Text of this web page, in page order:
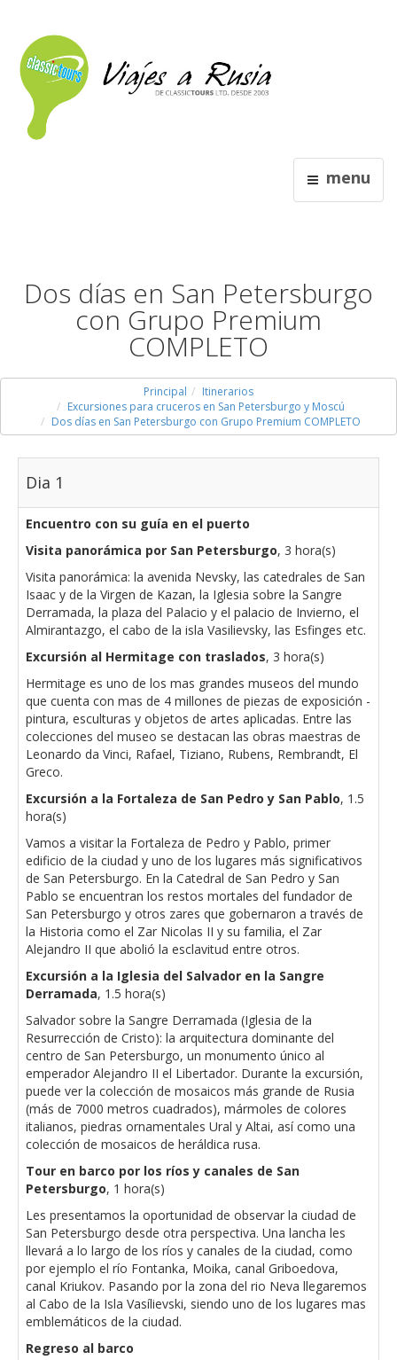
menu
Dos días en San Petersburgo
con Grupo Premium
COMPLETO
Principal
Itinerarios
Excursiones para cruceros en San Petersburgo y Moscú
Dos días en San Petersburgo con Grupo Premium COMPLETO
Dia 1
Encuentro con su guía en el puerto
Visita panorámica por San Petersburgo, 3 hora(s)
Visita panorámica: la avenida Nevsky, las catedrales de San
Isaac y de la Virgen de Kazan, la Iglesia sobre la Sangre
Derramada, la plaza del Palacio y el palacio de Invierno, el
Almirantazgo, el cabo de la isla Vasilievsky, las Esfinges etc.
Excursión al Hermitage con traslados, 3 hora(s)
Hermitage es uno de los mas grandes museos del mundo
que cuenta con mas de 4 millones de piezas de exposición -
pintura, esculturas y objetos de artes aplicadas. Entre las
colecciones del museo se destacan las obras maestras de
Leonardo da Vinci, Rafael, Tiziano, Rubens, Rembrandt, El
Greco.
Excursión a la Fortaleza de San Pedro y San Pablo, 1.5
hora(s)
Vamos a visitar la Fortaleza de Pedro y Pablo, primer
edificio de la ciudad y uno de los lugares más significativos
de San Petersburgo. En la Catedral de San Pedro y San
Pablo se encuentran los restos mortales del fundador de
San Petersburgo y otros zares que gobernaron a través de
la Historia como el Zar Nicolas II y su familia, el Zar
Alejandro II que abolió la esclavitud entre otros.
Excursión a la Iglesia del Salvador en la Sangre
Derramada, 1.5 hora(s)
Salvador sobre la Sangre Derramada (Iglesia de la
Resurrección de Cristo): la arquitectura dominante del
centro de San Petersburgo, un monumento único al
emperador Alejandro II el Libertador. Durante la excursión,
puede ver la colección de mosaicos más grande de Rusia
(más de 7000 metros cuadrados), mármoles de colores
italianos, piedras ornamentales Ural y Altai, así como una
colección de mosaicos de heráldica rusa.
Tour en barco por los ríos y canales de San
Petersburgo, 1 hora(s)
Les presentamos la oportunidad de observar la ciudad de
San Petersburgo desde otra perspectiva. Una lancha les
llevará a lo largo de los ríos y canales de la ciudad, como
por ejemplo el río Fontanka, Moika, canal Griboedova,
canal Kriukov. Pasando por la zona del rio Neva llegaremos
al Cabo de la Isla Vasílievski, siendo uno de los lugares mas
emblemáticos de la ciudad.
Regreso al barco